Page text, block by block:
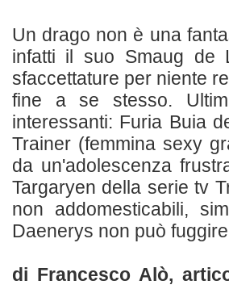
Un drago non è una
infatti il suo Smaug de
sfaccettature per niente
fine a se stesso.
interessanti: Furia Buia
Trainer (femmina sexy
da un'adolescenza
Targaryen della serie tv
non addomesticabili,
Daenerys non può
di Francesco Alò,